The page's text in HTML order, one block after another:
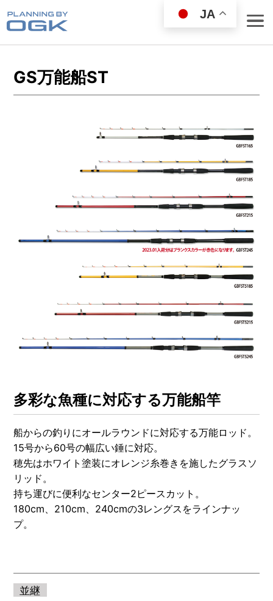
LANDING NET
FISHING SET
NURSING CARE
GS万能船ST
多彩な魚種に対応する万能船竿
船からの釣りにオールラウンドに対応する万能ロッド。
15号から60号の幅広い錘に対応。
穂先はホワイト塗装にオレンジ糸巻きを施したグラスソ
リッド。
持ち運びに便利なセンター2ピースカット。
180cm、210cm、240cmの3レングスをラインナッ
プ。
並継
JA